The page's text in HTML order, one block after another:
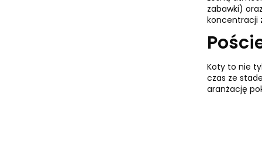
zabawki)
koncentracji
Koty to nie
czas ze
aranżację